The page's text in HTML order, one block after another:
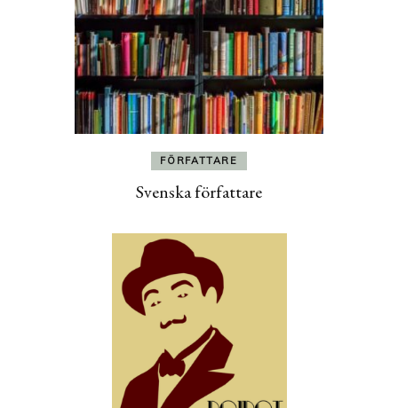
FÖRFATTARE
Svenska författare